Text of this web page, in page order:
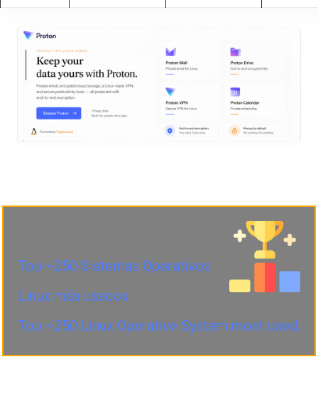
Top +250 Sistemas Operativos
Linux más usados.
Top +250 Linux Operative System most used.